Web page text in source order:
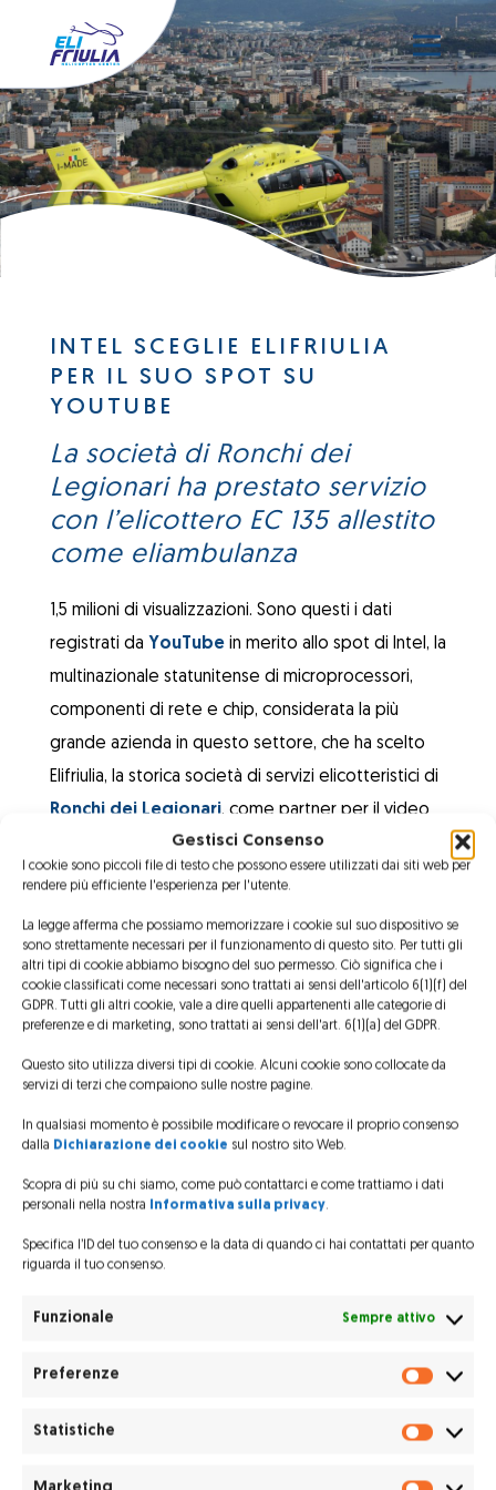
Gestisci Consenso
I cookie sono piccoli file di testo che possono essere utilizzati dai siti web per
rendere più efficiente l'esperienza per l'utente.
La legge afferma che possiamo memorizzare i cookie sul suo dispositivo se
sono strettamente necessari per il funzionamento di questo sito. Per tutti gli
altri tipi di cookie abbiamo bisogno del suo permesso. Ciò significa che i
cookie classificati come necessari sono trattati ai sensi dell'articolo 6(1)(f) del
GDPR. Tutti gli altri cookie, vale a dire quelli appartenenti alle categorie di
preferenze e di marketing, sono trattati ai sensi dell'art. 6(1)(a) del GDPR.
Questo sito utilizza diversi tipi di cookie. Alcuni cookie sono collocate da
servizi di terzi che compaiono sulle nostre pagine.
In qualsiasi momento è possibile modificare o revocare il proprio consenso
dalla Dichiarazione dei cookie sul nostro sito Web.
Scopra di più su chi siamo, come può contattarci e come trattiamo i dati
personali nella nostra Informativa sulla privacy.
Specifica l’ID del tuo consenso e la data di quando ci hai contattati per quanto
riguarda il tuo consenso.
Funzionale Sempre attivo
Preferenze
Statistiche
INTEL SCEGLIE ELIFRIULIA
PER IL SUO SPOT SU
YOUTUBE
La società di Ronchi dei
Legionari ha prestato servizio
con l’elicottero EC 135 allestito
come eliambulanza
1,5 milioni di visualizzazioni. Sono questi i dati
registrati da YouTubein merito allo spot di Intel, la
multinazionale statunitense di microprocessori,
componenti di rete e chip, considerata la più
grande azienda in questo settore, che ha scelto
Elifriulia, la storica società di servizi elicotteristici di
Ronchi dei Legionari, come partner per il video
Dal titolo “
How Artificial Intelligence helps doctors
artificiale può aiutare i medici a determinare il
miglior trattamento nei casi di emergenza.
Protagonista della scena, l’Airbus EC 135 T2+di
l’elisoccorso in
Friuli Venezia Giulia
un’eliambulanza.
Girato presso l’aeroporto internazionale di a
LubijanaLubiana (o Ljubljana), il video ha
impegnato un pilota e un tecnico di Elifriulia, che
un’intera giornata di lavoro, anche in funzione
elisoccorso, con tanto di imbarco e sbarco di
stata realizzata ed ambientata a Los Angeles.
Elifriulia è stata più volte selezionata come partner